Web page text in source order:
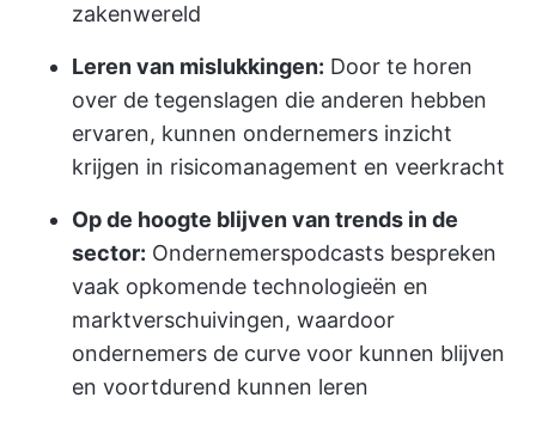
zakenwereld
Leren van mislukkingen: Door te horen
over de tegenslagen die anderen hebben
ervaren, kunnen ondernemers inzicht
krijgen in risicomanagement en veerkracht
Op de hoogte blijven van trends in de
sector: Ondernemerspodcasts bespreken
vaak opkomende technologieën en
marktverschuivingen, waardoor
ondernemers de curve voor kunnen blijven
en voortdurend kunnen leren